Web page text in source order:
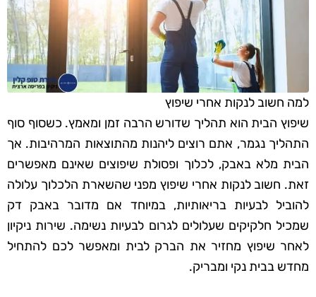
למה חשוב לנקות אחרי שיפוץ
שיפוץ הבית הוא תהליך שדורש הרבה זמן ומאמץ. כשסוף סוף
התהליך נגמר, אתם רוצים ליהנות מהתוצאות המרהיבות. אך
הבית מלא באבק, לכלוך ופסולת שיפוצים שאינם מאפשרים
זאת. חשוב לנקות אחרי שיפוץ מפני שהשארת הלכלוך עלולה
להוביל לבעיות בריאותיות, במיוחד אם מדובר באבק דק
שמכיל חלקיקים שעלולים לגרום לבעיות נשימה. שירות ניקיון
לאחר שיפוץ מחזיר את הברק לבית ומאפשר לכם להתחיל
מחדש בבית נקי ומבריק.